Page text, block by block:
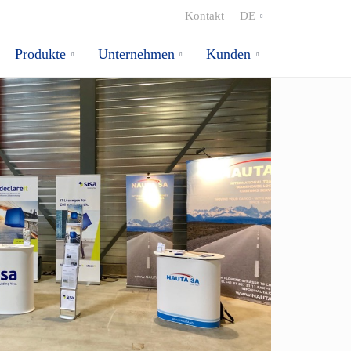
Produkte Unternehmen Kunden
Kontakt DE